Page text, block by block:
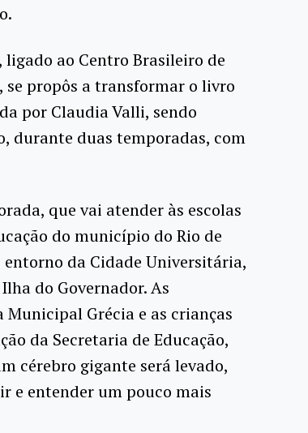
ao Centro Brasileiro de
se propôs a transformar o livro
por Claudia Valli, sendo
durante duas temporadas, com
que vai atender às escolas
do município do Rio de
entorno da Cidade Universitária,
do Governador. As
Municipal Grécia e as crianças
da Secretaria de Educação,
cérebro gigante será levado,
e entender um pouco mais